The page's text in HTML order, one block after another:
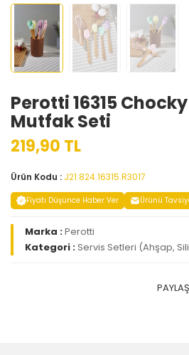
Perotti 16315
Mutfak Seti
219,90 TL
Ürün Kodu : J21.824.16315.R3017
Fiyatı Düşünce Haber Ver Ürünü
Marka :Perotti
Kategori :Servis Setleri (Ahşap,